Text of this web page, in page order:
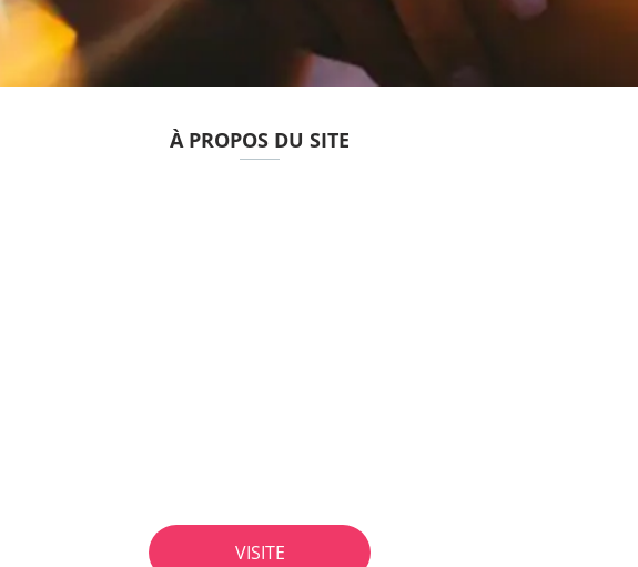
À PROPOS DU SITE
VISITE